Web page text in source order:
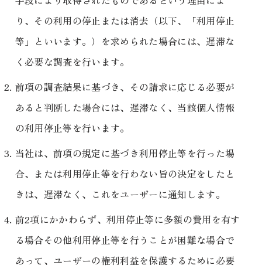
り、その利用の停止または消去（以下、「利用停止
等」といいます。）を求められた場合には、遅滞な
く必要な調査を行います。
前項の調査結果に基づき、その請求に応じる必要が
あると判断した場合には、遅滞なく、当該個人情報
の利用停止等を行います。
当社は、前項の規定に基づき利用停止等を行った場
合、または利用停止等を行わない旨の決定をしたと
きは、遅滞なく、これをユーザーに通知します。
前2項にかかわらず、利用停止等に多額の費用を有す
る場合その他利用停止等を行うことが困難な場合で
あって、ユーザーの権利利益を保護するために必要